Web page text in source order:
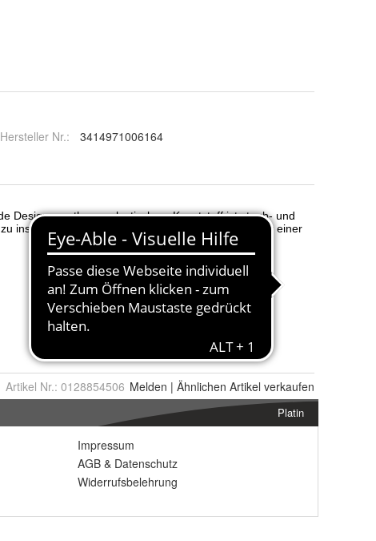
Hersteller Nr.: 3414971006164
Artikel Nr.: 0128854506 Melden | Ähnlichen Artikel verkaufen
Platin
Impressum
AGB & Datenschutz
Widerrufsbelehrung